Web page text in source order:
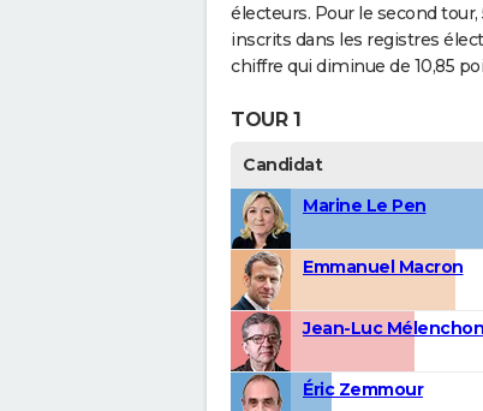
électeurs. Pour le second
inscrits dans les registres
chiffre qui diminue de 10,85
TOUR 1
Candidat
Marine Le Pen
Emmanuel Macron
Jean-Luc Mélenchon
Éric Zemmour